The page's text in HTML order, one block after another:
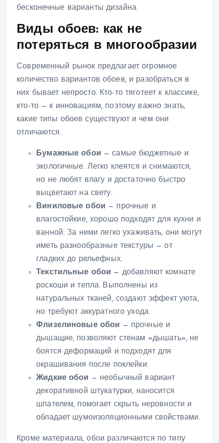
бесконечные варианты дизайна.
Виды обоев: как не
потеряться в многообразии
Современный рынок предлагает огромное
количество вариантов обоев, и разобраться в
них бывает непросто. Кто-то тяготеет к классике,
кто-то — к инновациям, поэтому важно знать,
какие типы обоев существуют и чем они
отличаются.
Бумажные обои — самые бюджетные и
экологичные. Легко клеятся и снимаются,
но не любят влагу и достаточно быстро
выцветают на свету.
Виниловые обои — прочные и
влагостойкие, хорошо подходят для кухни и
ванной. За ними легко ухаживать, они могут
иметь разнообразные текстуры — от
гладких до рельефных.
Текстильные обои — добавляют комнате
роскоши и тепла. Выполнены из
натуральных тканей, создают эффект уюта,
но требуют аккуратного ухода.
Флизелиновые обои — прочные и
дышащие, позволяют стенам «дышать», не
боятся деформаций и подходят для
окрашивания после поклейки.
Жидкие обои — необычный вариант
декоративной штукатурки, наносится
шпателем, помогает скрыть неровности и
обладает шумоизоляционными свойствами.
Кроме материала, обои различаются по типу